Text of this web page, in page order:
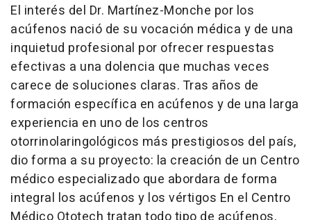
El interés del Dr. Martínez-Monche por los
acúfenos nació de su vocación médica y de una
inquietud profesional por ofrecer respuestas
efectivas a una dolencia que muchas veces
carece de soluciones claras. Tras años de
formación específica en acúfenos y de una larga
experiencia en uno de los centros
otorrinolaringológicos más prestigiosos del país,
dio forma a su proyecto: la creación de un Centro
médico especializado que abordara de forma
integral los acúfenos y los vértigos En el Centro